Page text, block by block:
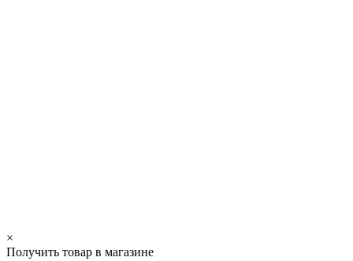
×
Получить товар в магазине